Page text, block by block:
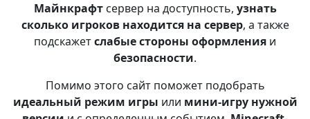
Майнкрафтсервер на доступность, узнать
сколько игроков находится на сервер, а также
подскажетслабые стороны оформления и
безопасности.
Помимо этого сайт поможет подобрать
идеальный режим игры или мини-игру нужной